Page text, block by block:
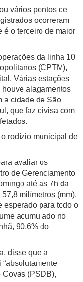
vários pontos de
ocorreram
é o terceiro de maior
da linha 10
(CPTM),
Várias estações
houve alagamentos
a cidade de São
que faz divisa com
rodízio municipal de
avaliar os
de Gerenciamento
até as 7h da
milímetros (mm),
esperado para todo o
acumulado no
90,6% do
disse que a
Covas (PSDB),